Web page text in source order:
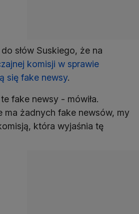
słów Suskiego, że na
komisji w sprawie
się fake newsy.
fake newsy - mówiła.
ma żadnych fake newsów, my
która wyjaśnia tę